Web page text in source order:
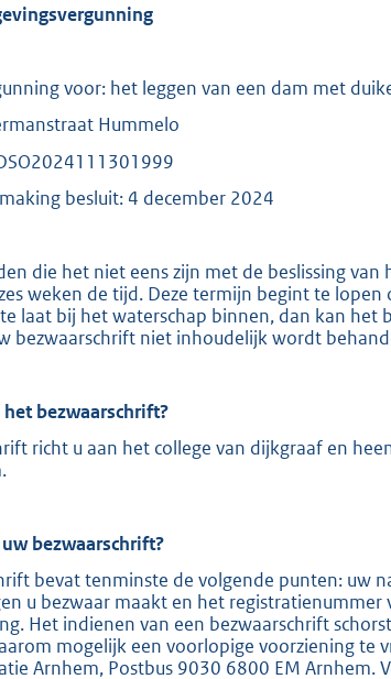
voor: het leggen van een dam met
Hummelo
besluit: 4 december 2024
die het niet eens zijn met de beslissing
weken de tijd. Deze termijn begint te
laat bij het waterschap binnen, dan kan
bezwaarschrift niet inhoudelijk wordt
bezwaarschrift?
richt u aan het college van dijkgraaf en
bezwaarschrift?
bevat tenminste de volgende punten: uw
u bezwaar maakt en het
Het indienen van een bezwaarschrift
mogelijk een voorlopige voorziening te
Arnhem, Postbus 9030 6800 EM